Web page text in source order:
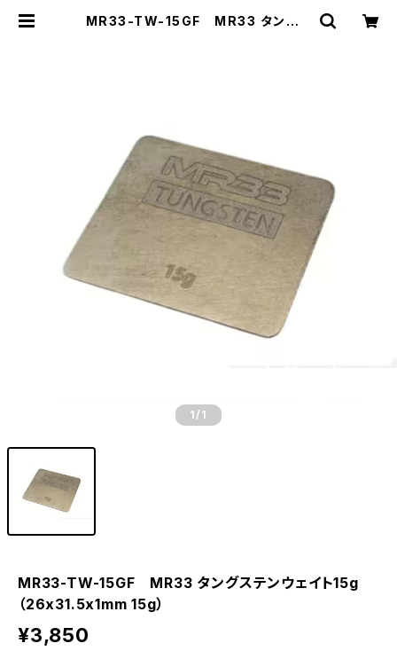
MR33-TW-15GF MR33 タングス
1 /1
MR33-TW-15GF MR33 タングステンウェイト15g
（26x31.5x1mm 15g）
¥3,850